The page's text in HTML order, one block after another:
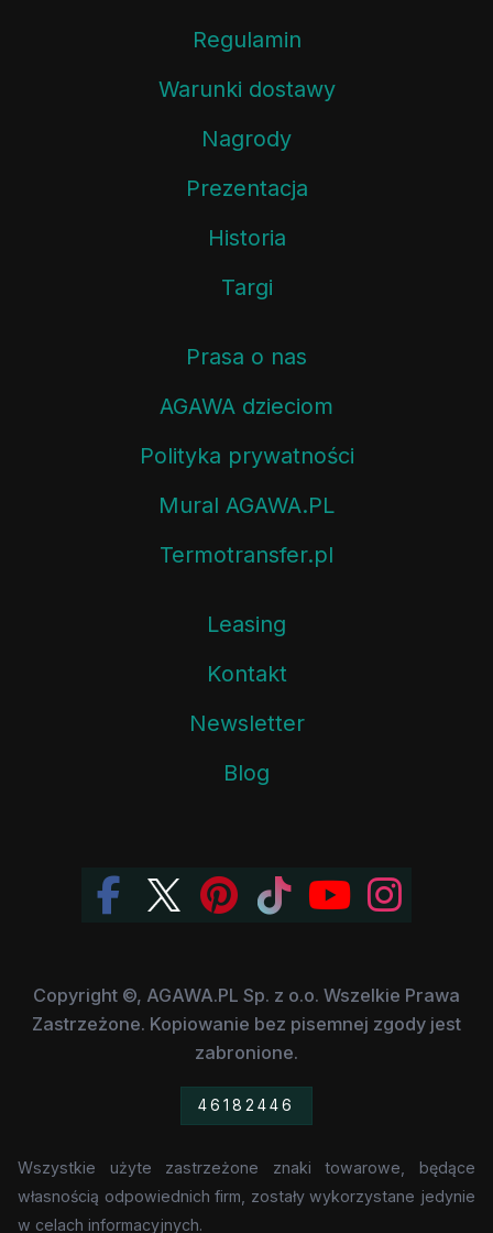
Regulamin
Warunki dostawy
Nagrody
Prezentacja
Historia
Targi
Prasa o nas
AGAWA dzieciom
Polityka prywatności
Mural AGAWA.PL
Termotransfer.pl
Leasing
Kontakt
Newsletter
Blog
Copyright ©, AGAWA.PL Sp. z o.o. Wszelkie Prawa
Zastrzeżone. Kopiowanie bez pisemnej zgody jest
zabronione.
46182446
Wszystkie użyte zastrzeżone znaki towarowe, będące
własnością odpowiednich firm, zostały wykorzystane jedynie
w celach informacyjnych.